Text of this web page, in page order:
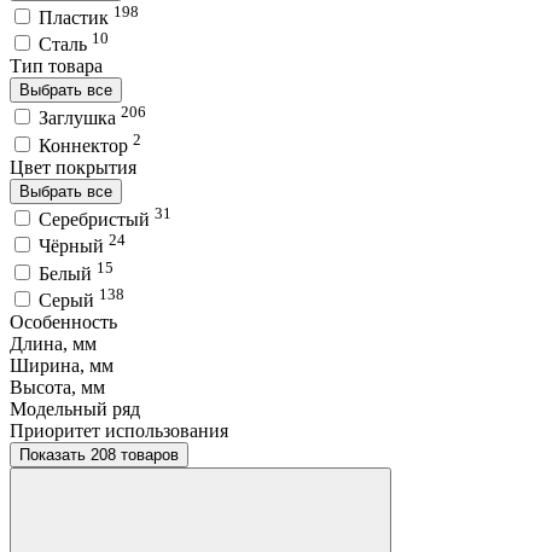
Пластик 198
Сталь 10
Тип товара
Выбрать все
Заглушка 206
Коннектор 2
Цвет покрытия
Выбрать все
Серебристый 31
Чёрный 24
Белый 15
Серый 138
Особенность
Длина, мм
Ширина, мм
Высота, мм
Модельный ряд
Приоритет использования
Показать 208 товаров